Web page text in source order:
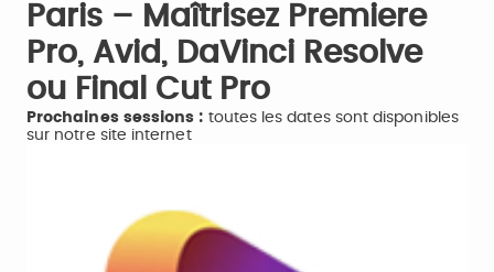
Paris – Maîtrisez Premiere
Pro, Avid, DaVinci Resolve
ou Final Cut Pro
Prochaines sessions : toutes les dates sont disponibles
sur notre site internet